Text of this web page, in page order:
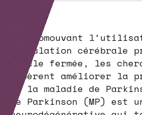
En promouvant
stimulation cérébrale
boucle fermée, les
espèrent améliorer la
de la maladie de
de Parkinson (MP) est